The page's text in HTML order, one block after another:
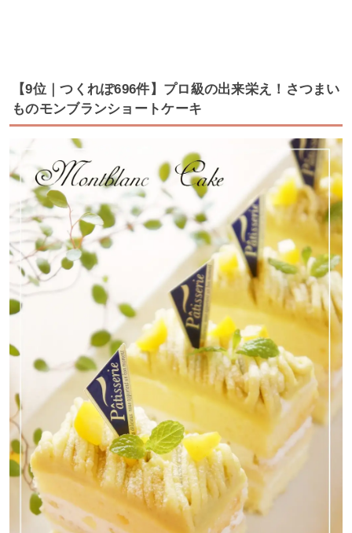
【9位｜つくれぽ696件】プロ級の出来栄え！さつまい
ものモンブランショートケーキ